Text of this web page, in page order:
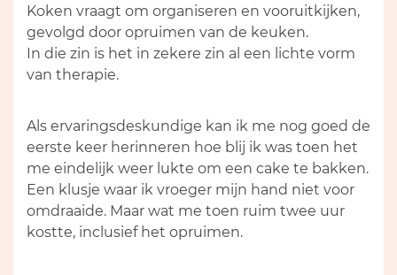
Koken vraagt om organiseren en vooruitkijken,
gevolgd door opruimen van de keuken.
In die zin is het in zekere zin al een lichte vorm
van therapie.
Als ervaringsdeskundige kan ik me nog goed de
eerste keer herinneren hoe blij ik was toen het
me eindelijk weer lukte om een cake te bakken.
Een klusje waar ik vroeger mijn hand niet voor
omdraaide. Maar wat me toen ruim twee uur
kostte, inclusief het opruimen.